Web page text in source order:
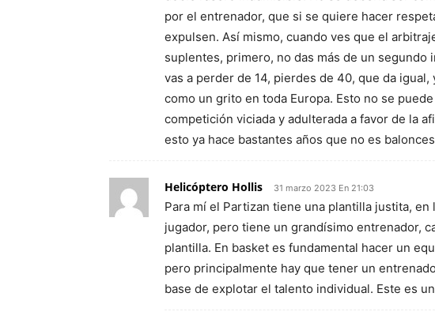
por el entrenador, que si se quiere hacer
expulsen. Así mismo, cuando ves que el
suplentes, primero, no das más de un
vas a perder de 14, pierdes de 40, que da
como un grito en toda Europa. Esto no se
competición viciada y adulterada a favor de la
esto ya hace bastantes años que no es
Helicóptero Hollis 31 marzo 2023 En 21:03
Para mí el Partizan tiene una plantilla justita,
jugador, pero tiene un grandísimo entrenador,
plantilla. En basket es fundamental hacer un
pero principalmente hay que tener un
base de explotar el talento individual. Este es